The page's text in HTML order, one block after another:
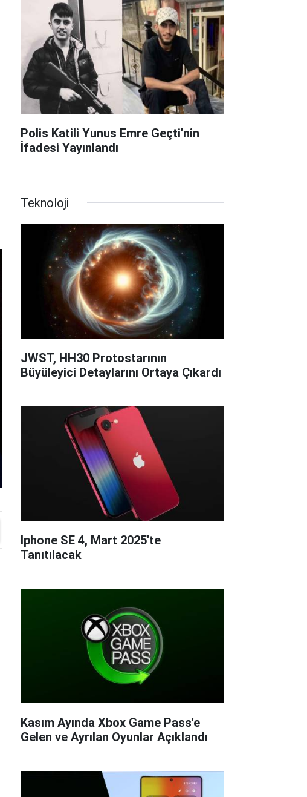
Polis Katili Yunus Emre Geçti'nin
İfadesi Yayınlandı
Teknoloji
JWST, HH30 Protostarının
Büyüleyici Detaylarını Ortaya Çıkardı
Iphone SE 4, Mart 2025'te
Tanıtılacak
Kasım Ayında Xbox Game Pass'e
Gelen ve Ayrılan Oyunlar Açıklandı